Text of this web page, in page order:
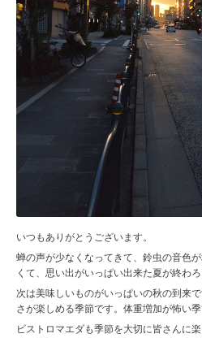
いつもありがとうございます。
蝉の声が少なくなってきて、鈴虫の音色
くて、思い出がいっぱい出来た夏が終わろ
次は美味しいものがいっぱいの秋の到来
さが楽しめる季節です。体重増加が怖い季
ビストロマエダも季節を大切に皆さんに